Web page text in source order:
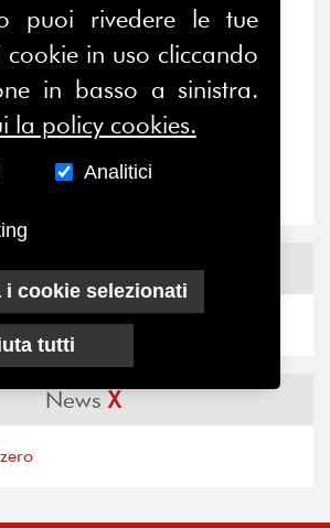
della pausa estiva,
di...
cecità”: la...
NewsFacebook
NewsX
puoi rivedere le tue
cookie in uso cliccando
in basso a sinistra.
la policy cookies.
Analitici
i cookie selezionati
tutti